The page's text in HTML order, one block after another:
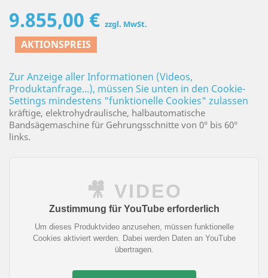
9.855,00 € zzgl. MwSt.
AKTIONSPREIS
Zur Anzeige aller Informationen (Videos,
Produktanfrage...), müssen Sie unten in den Cookie-
Settings mindestens "funktionelle Cookies" zulassen
kräftige, elektrohydraulische, halbautomatische
Bandsägemaschine für Gehrungsschnitte von 0° bis 60°
links.
🎥 VIDEO
Zustimmung für YouTube erforderlich
Um dieses Produktvideo anzusehen, müssen funktionelle
Cookies aktiviert werden. Dabei werden Daten an YouTube
übertragen.